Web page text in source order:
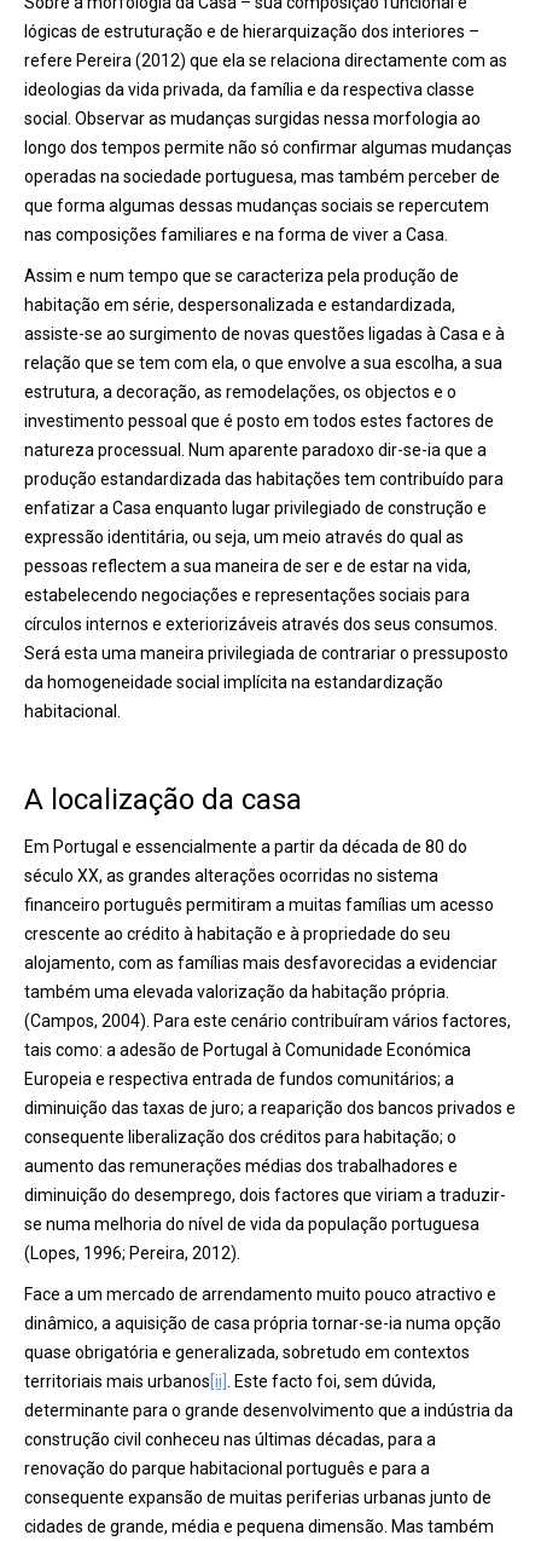
lógicas de estruturação e de hierarquização dos interiores –
refere Pereira (2012) que ela se relaciona directamente com as
ideologias da vida privada, da família e da respectiva classe
social. Observar as mudanças surgidas nessa morfologia ao
longo dos tempos permite não só confirmar algumas mudanças
operadas na sociedade portuguesa, mas também perceber de
que forma algumas dessas mudanças sociais se repercutem
nas composições familiares e na forma de viver a Casa.
Assim e num tempo que se caracteriza pela produção de
habitação em série, despersonalizada e estandardizada,
assiste-se ao surgimento de novas questões ligadas à Casa e à
relação que se tem com ela, o que envolve a sua escolha, a sua
estrutura, a decoração, as remodelações, os objectos e o
investimento pessoal que é posto em todos estes factores de
natureza processual. Num aparente paradoxo dir-se-ia que a
produção estandardizada das habitações tem contribuído para
enfatizar a Casa enquanto lugar privilegiado de construção e
expressão identitária, ou seja, um meio através do qual as
pessoas reflectem a sua maneira de ser e de estar na vida,
estabelecendo negociações e representações sociais para
círculos internos e exteriorizáveis através dos seus consumos.
Será esta uma maneira privilegiada de contrariar o pressuposto
da homogeneidade social implícita na estandardização
habitacional.
A localização da casa
Em Portugal e essencialmente a partir da década de 80 do
século XX, as grandes alterações ocorridas no sistema
financeiro português permitiram a muitas famílias um acesso
crescente ao crédito à habitação e à propriedade do seu
alojamento, com as famílias mais desfavorecidas a evidenciar
também uma elevada valorização da habitação própria.
(Campos, 2004). Para este cenário contribuíram vários factores,
tais como: a adesão de Portugal à Comunidade Económica
Europeia e respectiva entrada de fundos comunitários; a
diminuição das taxas de juro; a reaparição dos bancos privados e
consequente liberalização dos créditos para habitação; o
aumento das remunerações médias dos trabalhadores e
diminuição do desemprego, dois factores que viriam a traduzir-
se numa melhoria do nível de vida da população portuguesa
(Lopes, 1996; Pereira, 2012).
Face a um mercado de arrendamento muito pouco atractivo e
dinâmico, a aquisição de casa própria tornar-se-ia numa opção
quase obrigatória e generalizada, sobretudo em contextos
territoriais mais urbanos [ii]
. Este facto foi, sem dúvida,
determinante para o grande desenvolvimento que a indústria da
construção civil conheceu nas últimas décadas, para a
renovação do parque habitacional português e para a
consequente expansão de muitas periferias urbanas junto de
cidades de grande, média e pequena dimensão. Mas também